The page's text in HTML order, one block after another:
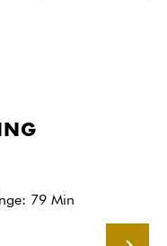
79 Min